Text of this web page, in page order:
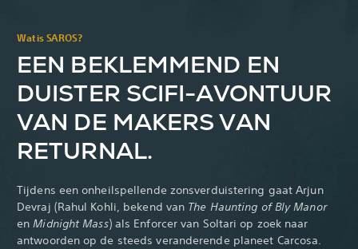
Wat is SAROS?
EEN BEKLEMMEND EN
DUISTER SCIFI-AVONTUUR
VAN DE MAKERS VAN
RETURNAL.
Tijdens een onheilspellende zonsverduistering gaat Arjun
Devraj (Rahul Kohli, bekend van The Haunting of Bly Manor
enMidnight Mass) als Enforcer van Soltari op zoek naar
antwoorden op de steeds veranderende planeet Carcosa.